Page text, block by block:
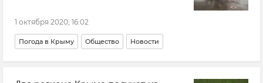
1 октября 2020, 16:02
Погода в Крыму Общество Новости